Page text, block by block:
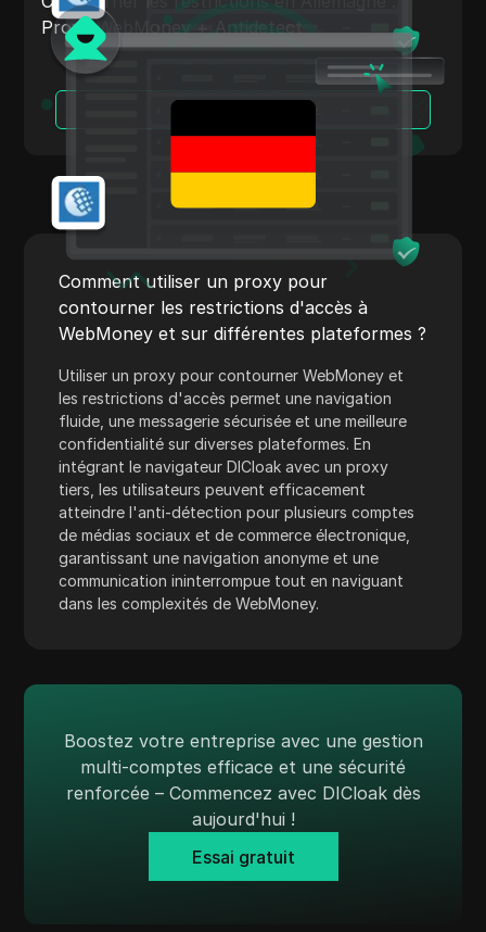
Shopify
Skrill
Snapchat
SoundCloud
Spotify
Carré
Stripe
Cible
Telegram
TikTok
Annonces TikTok
TransferWise
Tumblr
Twitch
Vimeo
VKontakte
Proxy WebMoney + Antidetect
Comment utiliser un proxy pour
contourner les restrictions d'accès à
WebMoney et sur différentes plateformes ?
Utiliser un proxy pour contourner WebMoney et
les restrictions d'accès permet une navigation
fluide, une messagerie sécurisée et une meilleure
confidentialité sur diverses plateformes. En
intégrant le navigateur DICloak avec un proxy
tiers, les utilisateurs peuvent efficacement
atteindre l'anti-détection pour plusieurs comptes
de médias sociaux et de commerce électronique,
garantissant une navigation anonyme et une
communication ininterrompue tout en naviguant
dans les complexités de WebMoney.
Boostez votre entreprise avec une gestion
multi-comptes efficace et une sécurité
renforcée – Commencez avec DICloak dès
aujourd'hui !
Essai gratuit